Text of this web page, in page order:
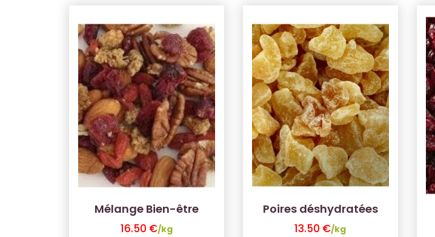
Mélange Bien-être
16.50 €/kg
Poires déshydratées
13.50 €/kg